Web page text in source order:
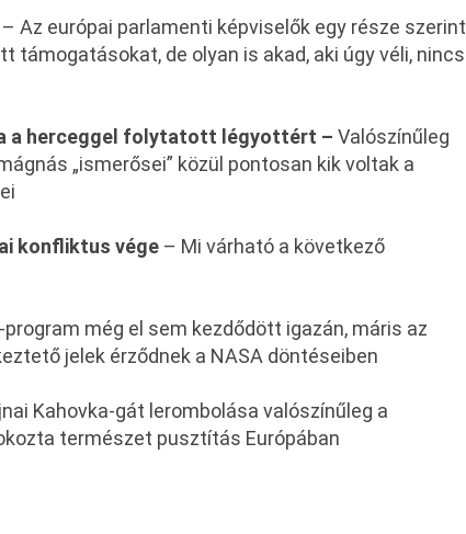
– Az európai parlamenti képviselők egy része szerint
támogatásokat, de olyan is akad, aki úgy véli, nincs
a herceggel folytatott légyottért – Valószínűleg
„ismerősei” közül pontosan kik voltak a
konfliktus vége – Mi várható a következő
még el sem kezdődött igazán, máris az
jelek érződnek a NASA döntéseiben
Kahovka-gát lerombolása valószínűleg a
természet pusztítás Európában